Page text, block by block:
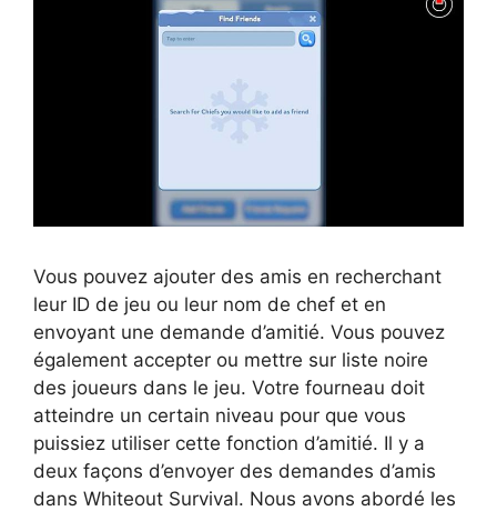
Vous pouvez ajouter des amis en recherchant
leur ID de jeu ou leur nom de chef et en
envoyant une demande d’amitié. Vous pouvez
également accepter ou mettre sur liste noire
des joueurs dans le jeu. Votre fourneau doit
atteindre un certain niveau pour que vous
puissiez utiliser cette fonction d’amitié. Il y a
deux façons d’envoyer des demandes d’amis
dans Whiteout Survival. Nous avons abordé les